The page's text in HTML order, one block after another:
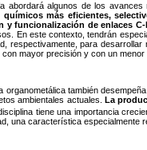
abordará algunos de los
químicos más eficientes,
y funcionalización de enlaces C-
En este contexto, tendrán
respectivamente, para
con mayor precisión y con un
organometálica también
ambientales actuales. La
tiene una importancia
una característica especialmente